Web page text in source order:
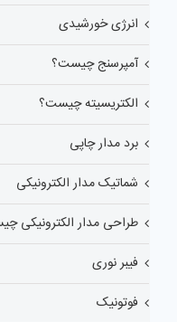
انرژی خورشیدی
آمپرسنج چیست؟
الکتریسیته چیست؟
برد مدار چاپی
شماتیک مدار الکترونیکی
طراحی مدار الکترونیکی
فیبر نوری
فوتونیک